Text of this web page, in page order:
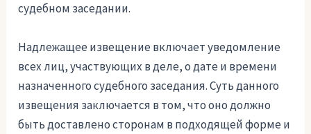
судебном заседании.
Надлежащее извещение включает уведомление
всех лиц, участвующих в деле, о дате и времени
назначенного судебного заседания. Суть данного
извещения заключается в том, что оно должно
быть доставлено сторонам в подходящей форме и